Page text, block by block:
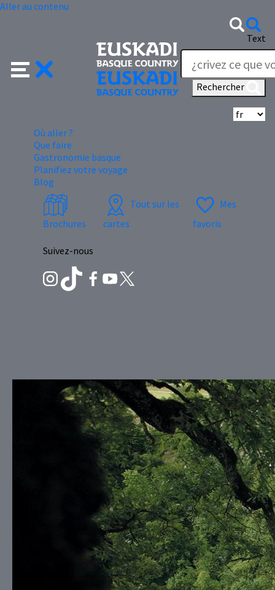
Aller au contenu
Text
Rechercher
Où aller ?
Que faire
Gastronomie basque
Planifiez votre voyage
Blog
Brochures
Tout sur les
cartes
Mes
favoris
Suivez-nous